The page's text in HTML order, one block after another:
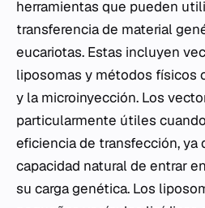
herramientas que pueden
transferencia de material
eucariotas. Estas incluyen
liposomas y métodos físicos
y la microinyección. Los
particularmente útiles
eficiencia de transfección,
capacidad natural de entrar
su carga genética. Los